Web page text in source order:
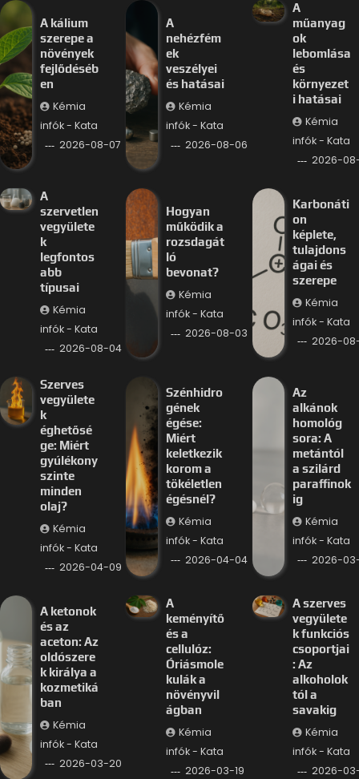
A kálium
szerepe a
növények
fejlődéséb
en
Kémia
infók - Kata
2026-08-07
A
nehézfém
ek
veszélyei
és hatásai
Kémia
infók - Kata
2026-08-06
A
műanyag
ok
lebomlása
és
környezet
i hatásai
Kémia
infók - Kata
2026-
A
szervetlen
vegyülete
k
legfontos
abb
típusai
Kémia
infók - Kata
2026-08-04
Hogyan
működik a
rozsdagát
ló
bevonat?
Kémia
infók - Kata
2026-08-03
Karbonáti
on
képlete,
tulajdons
ágai és
szerepe
Kémia
infók - Kata
2026-
Szerves
vegyülete
k
éghetősé
ge: Miért
gyúlékony
szinte
minden
olaj?
Kémia
infók - Kata
2026-04-09
Szénhidro
gének
égése:
Miért
keletkezik
korom a
tökéletlen
égésnél?
Kémia
infók - Kata
2026-04-04
Az
alkánok
homológ
sora: A
metántól
a szilárd
paraffinok
ig
Kémia
infók - Kata
2026-
A ketonok
és az
aceton: Az
oldószere
k királya a
kozmetiká
ban
Kémia
infók - Kata
2026-03-20
A
keményítő
és a
cellulóz:
Óriásmole
kulák a
növényvil
ágban
Kémia
infók - Kata
2026-03-19
A szerves
vegyülete
k funkciós
csoportjai
: Az
alkoholok
tól a
savakig
Kémia
infók - Kata
2026-